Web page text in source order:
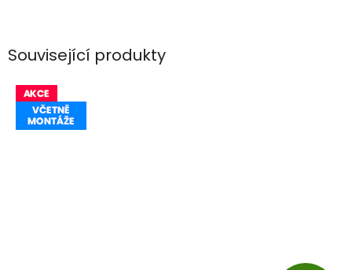
Související produkty